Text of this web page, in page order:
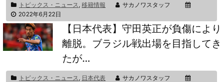
トピックス・ニュース, 移籍情報
サカノワスタッフ
2022年6月22日
【日本代表】守田英正が負傷により
離脱。ブラジル戦出場を目指してき
たが…
トピックス・ニュース, 日本代表
サカノワスタッフ